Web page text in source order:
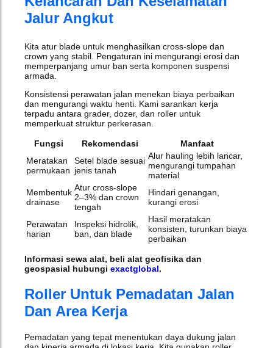
Jalur Angkut
Kita atur blade untuk menghasilkan cross‑slope dan
crown yang stabil. Pengaturan ini mengurangi erosi dan
memperpanjang umur ban serta komponen suspensi
armada.
Konsistensi perawatan jalan menekan biaya perbaikan
dan mengurangi waktu henti. Kami sarankan kerja
terpadu antara grader, dozer, dan roller untuk
memperkuat struktur perkerasan.
Fungsi Rekomendasi
Manfaat
Meratakan
permukaan
Setel blade sesuai
jenis tanah
Alur hauling lebih lancar,
mengurangi tumpahan
material
Membentuk
drainase
Atur cross‑slope
2–3% dan crown
tengah
Hindari genangan,
kurangi erosi
Perawatan
harian
Inspeksi hidrolik,
ban, dan blade
Hasil meratakan
konsisten, turunkan biaya
perbaikan
Informasi sewa alat, beli alat geofisika dan
geospasial hubungi exactglobal.
Roller Untuk Pemadatan Jalan
Dan Area Kerja
Pemadatan yang tepat menentukan daya dukung jalan